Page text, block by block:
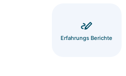
Erfahrungs Berichte